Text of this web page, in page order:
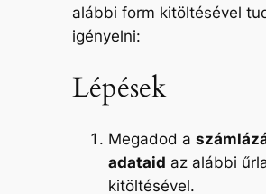
alábbi form kitöltésével
igényelni:
Lépések
Megadod a
adataid az alábbi
kitöltésével.